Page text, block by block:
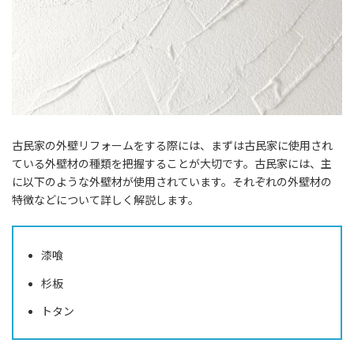
古民家の外壁リフォームをする際には、まずは古民家に使用され
ている外壁材の種類を把握することが大切です。古民家には、主
に以下のような外壁材が使用されています。それぞれの外壁材の
特徴などについて詳しく解説します。
漆喰
杉板
トタン